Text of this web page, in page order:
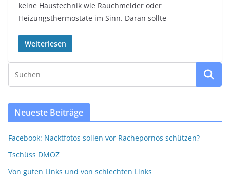
keine Haustechnik wie Rauchmelder oder
Heizungsthermostate im Sinn. Daran sollte
Weiterlesen
Neueste Beiträge
Facebook: Nacktfotos sollen vor Rachepornos schützen?
Tschüss DMOZ
Von guten Links und von schlechten Links